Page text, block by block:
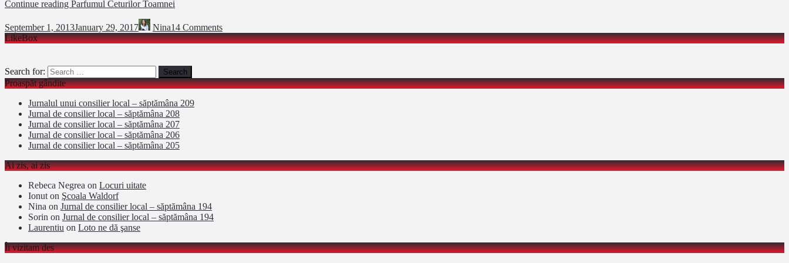
Continue reading Parfumul Ceturilor Toamnei
September 1, 2013January 29, 2017 Nina14 Comments
LikeBox
Search for:
Proaspăt gândite
Jurnalul unui consilier local – săptămâna 209
Jurnal de consilier local – săptămâna 208
Jurnal de consilier local – săptămâna 207
Jurnal de consilier local – săptămâna 206
Jurnal de consilier local – săptămâna 205
Ai zis, ai zis
Rebeca Negrea on Locuri uitate
Ionut on Şcoala Waldorf
Nina on Jurnal de consilier local – săptămâna 194
Sorin on Jurnal de consilier local – săptămâna 194
Laurentiu on Loto ne dă şanse
Îi vizitam des